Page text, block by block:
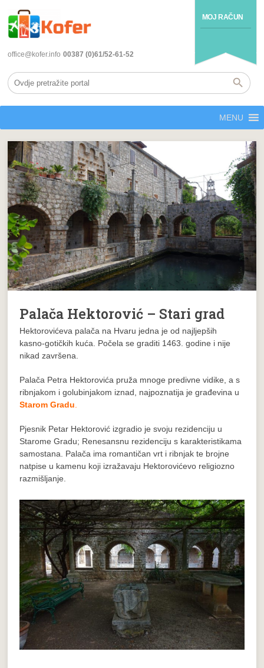
MOJ RAČUN
office@kofer.info 00387 (0)61/52-61-52
MENU
Palača Hektorović – Stari grad
Hektorovićeva palača na Hvaru jedna je od najljepših
kasno-gotičkih kuća. Počela se graditi 1463. godine i nije
nikad završena.
Palača Petra Hektorovića pruža mnoge predivne vidike, a s
ribnjakom i golubinjakom iznad, najpoznatija je građevina u
Starom Gradu
Pjesnik Petar Hektorović izgradio je svoju rezidenciju u
Starome Gradu; Renesansnu rezidenciju s karakteristikama
samostana. Palača ima romantičan vrt i ribnjak te brojne
natpise u kamenu koji izražavaju Hektorovićevo religiozno
razmišljanje.